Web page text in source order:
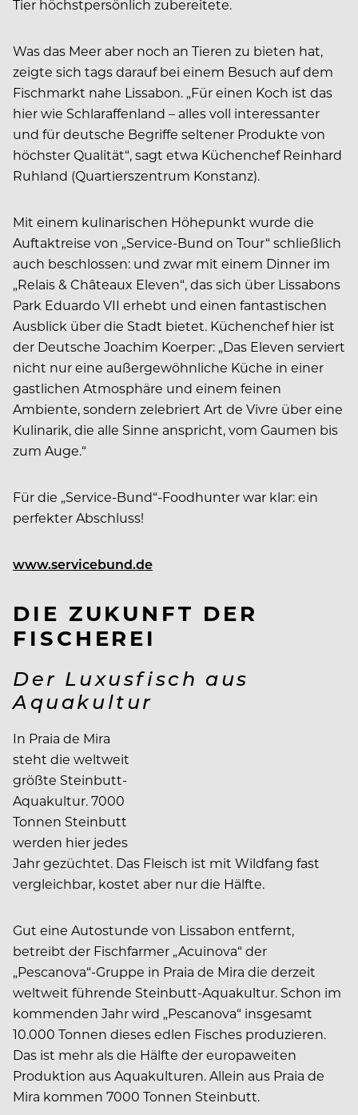
Tier höchstpersönlich zubereitete.
Was das Meer aber noch an Tieren zu bieten hat,
zeigte sich tags darauf bei einem Besuch auf dem
Fischmarkt nahe Lissabon. „Für einen Koch ist das
hier wie Schlaraffenland – alles voll interessanter
und für deutsche Begriffe seltener Produkte von
höchster Qualität“, sagt etwa Küchenchef Reinhard
Ruhland (Quartierszentrum Konstanz).
Mit einem kulinarischen Höhepunkt wurde die
Auftaktreise von „Service-Bund on Tour“ schließlich
auch beschlossen: und zwar mit einem Dinner im
„Relais & Châteaux Eleven“, das sich über Lissabons
Park Eduardo VII erhebt und einen fantastischen
Ausblick über die Stadt bietet. Küchenchef hier ist
der Deutsche Joachim Koerper: „Das Eleven serviert
nicht nur eine außergewöhnliche Küche in einer
gastlichen Atmosphäre und einem feinen
Ambiente, sondern zelebriert Art de Vivre über eine
Kulinarik, die alle Sinne anspricht, vom Gaumen bis
zum Auge.“
Für die „Service-Bund“-Foodhunter war klar: ein
perfekter Abschluss!
www.servicebund.de
DIE ZUKUNFT DER
FISCHEREI
Der Luxusfisch aus
Aquakultur
In Praia de Mira
steht die weltweit
größte Steinbutt-
Aquakultur. 7000
Tonnen Steinbutt
werden hier jedes
Jahr gezüchtet. Das Fleisch ist mit Wildfang fast
vergleichbar, kostet aber nur die Hälfte.
Gut eine Autostunde von Lissabon entfernt,
betreibt der Fischfarmer „Acuinova“ der
„Pescanova“-Gruppe in Praia de Mira die derzeit
weltweit führende Steinbutt-Aquakultur. Schon im
kommenden Jahr wird „Pescanova“ insgesamt
10.000 Tonnen dieses edlen Fisches produzieren.
Das ist mehr als die Hälfte der europaweiten
Produktion aus Aquakulturen. Allein aus Praia de
Mira kommen 7000 Tonnen Steinbutt.